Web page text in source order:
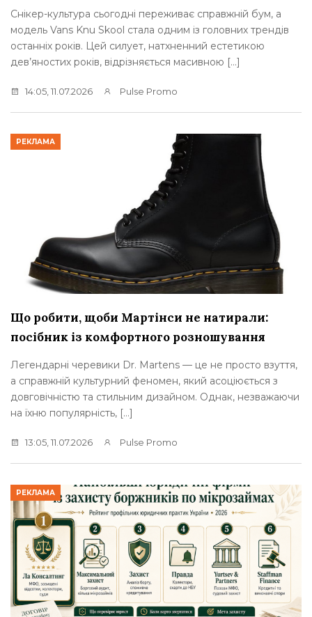
Снікер-культура сьогодні переживає справжній бум, а
модель Vans Knu Skool стала одним із головних трендів
останніх років. Цей силует, натхненний естетикою
дев’яностих років, відрізняється масивною […]
14:05, 11.07.2026 Pulse Promo
РЕКЛАМА
Що робити, щоби Мартінси не натирали:
посібник із комфортного розношування
Легендарні черевики Dr. Martens — це не просто взуття,
а справжній культурний феномен, який асоціюється з
довговічністю та стильним дизайном. Однак, незважаючи
на їхню популярність, […]
13:05, 11.07.2026 Pulse Promo
РЕКЛАМА